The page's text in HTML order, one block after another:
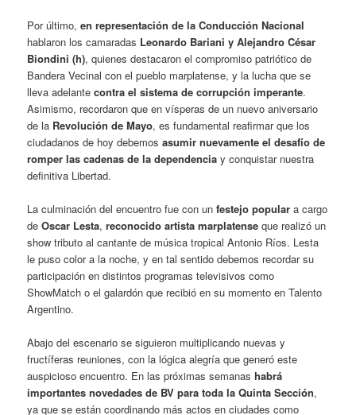
Por último, en representación de la Conducción Nacional
hablaron los camaradas Leonardo Bariani y Alejandro César
Biondini (h), quienes destacaron el compromiso patriótico de
Bandera Vecinal con el pueblo marplatense, y la lucha que se
lleva adelante contra el sistema de corrupción imperante.
Asimismo, recordaron que en vísperas de un nuevo aniversario
de la Revolución de Mayo, es fundamental reafirmar que los
ciudadanos de hoy debemosasumir nuevamente el desafío de
romper las cadenas de la dependencia y conquistar nuestra
definitiva Libertad.
La culminación del encuentro fue con unfestejo popular a cargo
deOscar Lesta,reconocido artista marplatense que realizó un
show tributo al cantante de música tropical Antonio Ríos. Lesta
le puso color a la noche, y en tal sentido debemos recordar su
participación en distintos programas televisivos como
ShowMatch o el galardón que recibió en su momento en Talento
Argentino.
Abajo del escenario se siguieron multiplicando nuevas y
fructíferas reuniones, con la lógica alegría que generó este
auspicioso encuentro. En las próximas semanas habrá
importantes novedades de BV para toda la Quinta Sección,
ya que se están coordinando más actos en ciudades como